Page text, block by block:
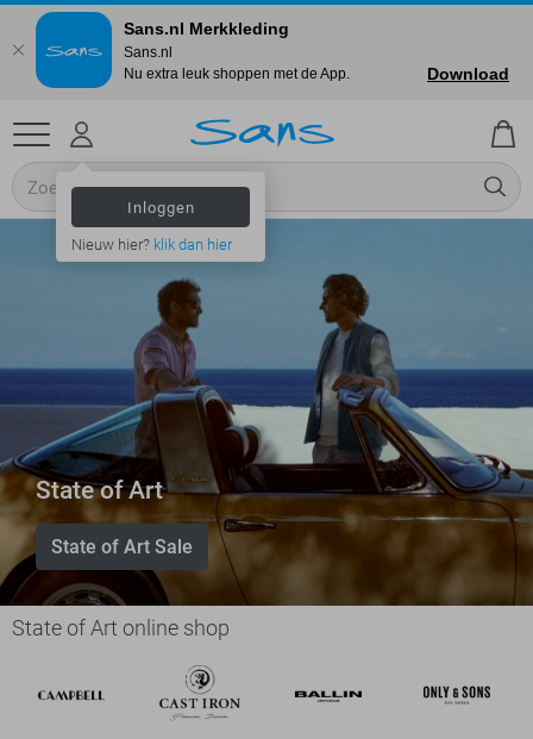
Inloggen
Nieuw hier? klik dan hier
State of Art
State of Art Sale
State of Art online shop
Sans.nl Merkkleding
Sans.nl
Nu extra leuk shoppen met de App.
Download